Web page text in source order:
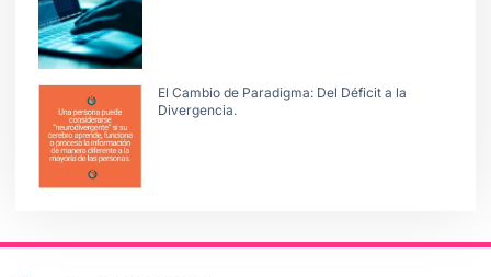
El Cambio de Paradigma: Del Déficit a la
Divergencia.